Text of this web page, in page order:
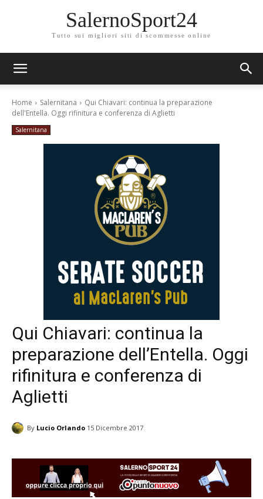
SalernoSport24
Tutto sui migliori siti di scommesse online
Home Salernitana
Qui Chiavari: continua la preparazione
dell'Entella. Oggi rifinitura e conferenza di Aglietti
Salernitana
Qui Chiavari: continua la
preparazione dell’Entella. Oggi
rifinitura e conferenza di
Aglietti
By Lucio Orlando 15 Dicembre 2017